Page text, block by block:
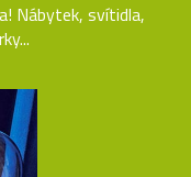
Nábytek, svítidla,